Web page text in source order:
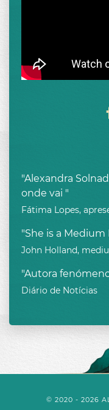
"Alexandra
onde vai "
Fátima Lopes,
"She is a Medium
John Holland,
"Autora
Diário de Notícias
© 2020 - 2026